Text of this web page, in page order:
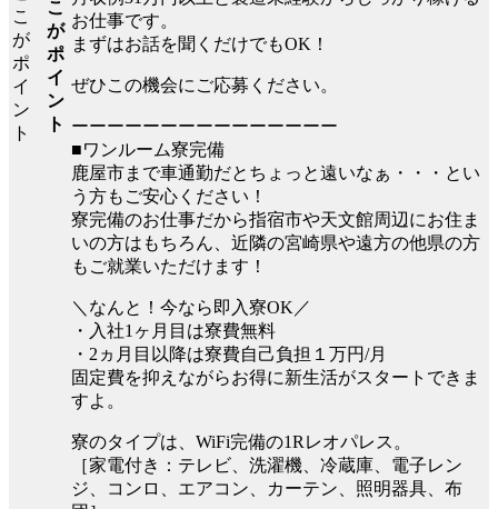
こ
が
ポ
イ
ン
ト
お仕事です。
まずはお話を聞くだけでもOK！
ぜひこの機会にご応募ください。
ーーーーーーーーーーーーーーー
■ワンルーム寮完備
鹿屋市まで車通勤だとちょっと遠いなぁ・・・とい
う方もご安心ください！
寮完備のお仕事だから指宿市や天文館周辺にお住ま
いの方はもちろん、近隣の宮崎県や遠方の他県の方
もご就業いただけます！
＼なんと！今なら即入寮OK／
・入社1ヶ月目は寮費無料
・2ヵ月目以降は寮費自己負担１万円/月
固定費を抑えながらお得に新生活がスタートできま
すよ。
寮のタイプは、WiFi完備の1Rレオパレス。
［家電付き：テレビ、洗濯機、冷蔵庫、電子レン
ジ、コンロ、エアコン、カーテン、照明器具、布